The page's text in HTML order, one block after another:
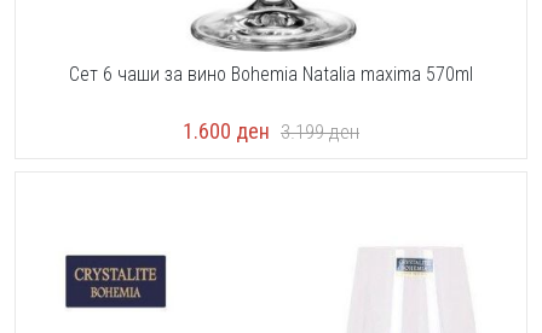
Сет 6 чаши за вино Bohemia Natalia maxima 570ml
1.600 ден 3.199ден